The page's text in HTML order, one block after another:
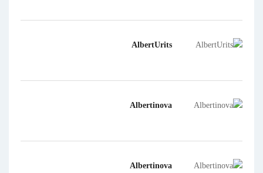
AlbertUrits
Albertinova
Albertinova